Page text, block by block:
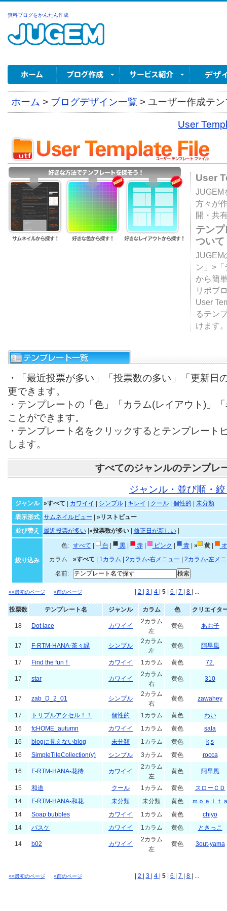
無料ブログをかんたん作成
ホーム > ブログデザイン一覧 > ユーザー作成テ
User
User
JUGEM
方々が
開・共
テン
ついて
JUGEM
ン」>
から簡
リポブ
User
るテン
けます
・「最近投票が多い」「投票数の多い」「更新日
更できます。
・テンプレートの「色」「カラム(レイアウト)」
ことができます。
・テンプレート名をクリックするとテンプレート
します。
すべてのジャンルのテンプレ
ジャンル・並び順・
ジャンル »すべて カワイイ シンプル| キレイ クール| 個性的
未分類
表示形式
サムネイルビュー
»リストビュー
並び替え
最近投票が多い| »投票数が多い| 修正日が新しい|
絞り込み
色: すべて 白 黒| 赤| ピンク 青| » 黄|
カラム:
»すべて 1カラム 2カラム-右メニュー
2カラム-左メ
名前:
<<最初のページ <前のページ 2 3 4 5 6 7 8 | ...
投票数 テンプレート名 ジャンル カラム 色 クリエイタ
18 Dot lace カワイイ
2カラム
左
黄色 あお子
17 F-RTM-HANA-茶々緑 シンプル
2カラム
左
黄色 阿早風
17 Find the fun！ カワイイ 1カラム 黄色 72.
17 star カワイイ
2カラム
右
黄色 310
17 zab_D_2_01 シンプル
2カラム
右
黄色 zawahey
17 トリプルアクセル！！ 個性的 1カラム 黄色
わい
16
fcHOME_autumn カワイイ 1カラム 黄色
sala
16
blogに見えないblog 未分類 1カラム 黄色
k,s
16
SimpleTileCollection(y) シンプル 3カラム 黄色 rocca
16 F-RTM-HANA-花待 カワイイ
2カラム
左
黄色 阿早風
15 和道 クール 1カラム 黄色
スローＣＤ
14
F-RTM-HANA-和花 未分類 未分類 黄色
ｍｏｅｉｔ
14
Soap bubbles カワイイ 1カラム 黄色
chiyo
14
バスケ カワイイ 1カラム 黄色 ときっこ
14 b02 カワイイ
2カラム
左
黄色 3out-yama
<<最初のページ <前のページ 2 3 4 5 6 7 8 | ...